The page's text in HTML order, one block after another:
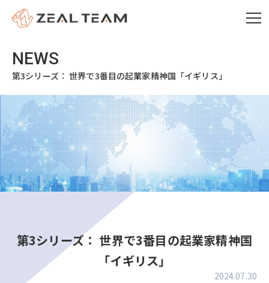
第3シリーズ： 世界で3番目の起業家精神国「イギリス」
第3シリーズ： 世界で3番目の起業家精神国
「イギリス」
2024.07.30